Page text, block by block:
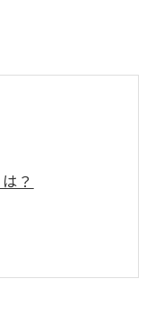
？
イントとは？